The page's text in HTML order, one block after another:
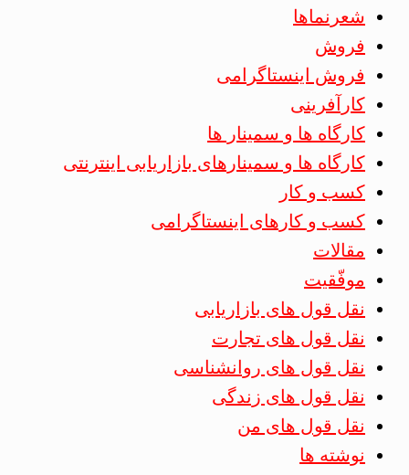
شعرنماها
فروش
فروش اینستاگرامی
کارآفرینی
کارگاه ها و سمینار ها
کارگاه ها و سمینارهای بازاریابی اینترنتی
کسب و کار
کسب و کارهای اینستاگرامی
مقالات
موفّقیت
نقل قول های بازاریابی
نقل قول های تجارت
نقل قول های روانشناسی
نقل قول های زندگی
نقل قول های من
نوشته ها